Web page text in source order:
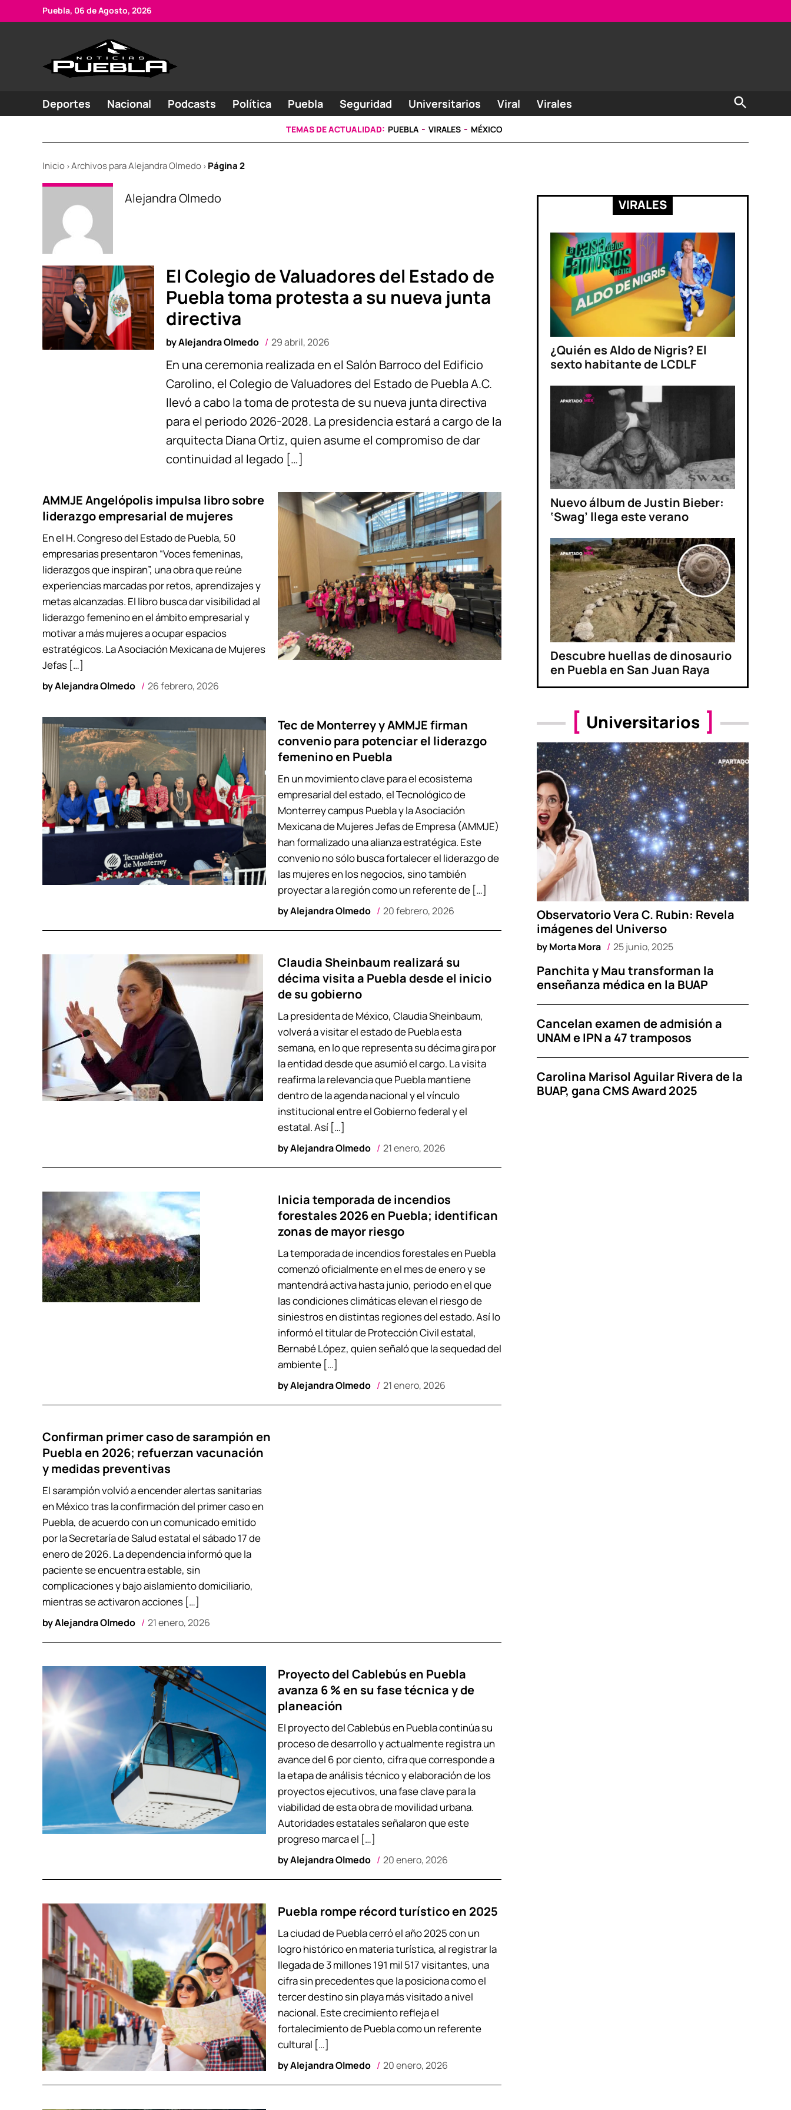
Puebla, 06 de Agosto, 2026
noticias
Deportes Nacional Podcasts Política Puebla Seguridad Universitarios Viral Virales
Open
Search
TEMAS DE ACTUALIDAD: PUEBLA VIRALES MÉXICO
Inicio >Archivos para Alejandra Olmedo > Página 2
Alejandra Olmedo
El Colegio de Valuadores del Estado de
Puebla toma protesta a su nueva junta
directiva
byAlejandra Olmedo 29 abril, 2026
En una ceremonia realizada en el Salón Barroco del Edificio
Carolino, el Colegio de Valuadores del Estado de Puebla A.C.
llevó a cabo la toma de protesta de su nueva junta directiva
para el periodo 2026-2028. La presidencia estará a cargo de la
arquitecta Diana Ortiz, quien asume el compromiso de dar
continuidad al legado […]
AMMJE Angelópolis impulsa libro sobre
liderazgo empresarial de mujeres
byAlejandra Olmedo 26 febrero, 2026
En el H. Congreso del Estado de Puebla, 50
empresarias presentaron “Voces femeninas,
liderazgos que inspiran”, una obra que reúne
experiencias marcadas por retos, aprendizajes y
metas alcanzadas. El libro busca dar visibilidad al
liderazgo femenino en el ámbito empresarial y
motivar a más mujeres a ocupar espacios
estratégicos. La Asociación Mexicana de Mujeres
Jefas […]
Tec de Monterrey y AMMJE firman
convenio para potenciar el liderazgo
femenino en Puebla
byAlejandra Olmedo 20 febrero, 2026
En un movimiento clave para el ecosistema
empresarial del estado, el Tecnológico de
Monterrey campus Puebla y la Asociación
Mexicana de Mujeres Jefas de Empresa (AMMJE)
han formalizado una alianza estratégica. Este
convenio no sólo busca fortalecer el liderazgo de
las mujeres en los negocios, sino también
proyectar a la región como un referente de […]
Claudia Sheinbaum realizará su
décima visita a Puebla desde el inicio
de su gobierno
byAlejandra Olmedo 21 enero, 2026
La presidenta de México, Claudia Sheinbaum,
volverá a visitar el estado de Puebla esta
semana, en lo que representa su décima gira por
la entidad desde que asumió el cargo. La visita
reafirma la relevancia que Puebla mantiene
dentro de la agenda nacional y el vínculo
institucional entre el Gobierno federal y el
estatal. Así […]
Inicia temporada de incendios
forestales 2026 en Puebla; identifican
zonas de mayor riesgo
byAlejandra Olmedo 21 enero, 2026
La temporada de incendios forestales en Puebla
comenzó oficialmente en el mes de enero y se
mantendrá activa hasta junio, periodo en el que
las condiciones climáticas elevan el riesgo de
siniestros en distintas regiones del estado. Así lo
informó el titular de Protección Civil estatal,
Bernabé López, quien señaló que la sequedad del
ambiente […]
Confirman primer caso de sarampión en
Puebla en 2026; refuerzan vacunación
y medidas preventivas
byAlejandra Olmedo 21 enero, 2026
El sarampión volvió a encender alertas sanitarias
en México tras la confirmación del primer caso en
Puebla, de acuerdo con un comunicado emitido
por la Secretaría de Salud estatal el sábado 17 de
enero de 2026. La dependencia informó que la
paciente se encuentra estable, sin
complicaciones y bajo aislamiento domiciliario,
mientras se activaron acciones […]
Proyecto del Cablebús en Puebla
avanza 6 % en su fase técnica y de
planeación
byAlejandra Olmedo 20 enero, 2026
El proyecto del Cablebús en Puebla continúa su
proceso de desarrollo y actualmente registra un
avance del 6 por ciento, cifra que corresponde a
la etapa de análisis técnico y elaboración de los
proyectos ejecutivos, una fase clave para la
viabilidad de esta obra de movilidad urbana.
Autoridades estatales señalaron que este
progreso marca el […]
Puebla rompe récord turístico en 2025
byAlejandra Olmedo 20 enero, 2026
La ciudad de Puebla cerró el año 2025 con un
logro histórico en materia turística, al registrar la
llegada de 3 millones 191 mil 517 visitantes, una
cifra sin precedentes que la posiciona como el
tercer destino sin playa más visitado a nivel
nacional. Este crecimiento refleja el
fortalecimiento de Puebla como un referente
cultural […]
VIRALES
¿Quién es Aldo de Nigris? El
sexto habitante de LCDLF
Nuevo álbum de Justin Bieber:
‘Swag’ llega este verano
Descubre huellas de dinosaurio
en Puebla en San Juan Raya
Universitarios
Observatorio Vera C. Rubin: Revela
imágenes del Universo
byMorta Mora 25 junio, 2025
Panchita y Mau transforman la
enseñanza médica en la BUAP
Cancelan examen de admisión a
UNAM e IPN a 47 tramposos
Carolina Marisol Aguilar Rivera de la
BUAP, gana CMS Award 2025